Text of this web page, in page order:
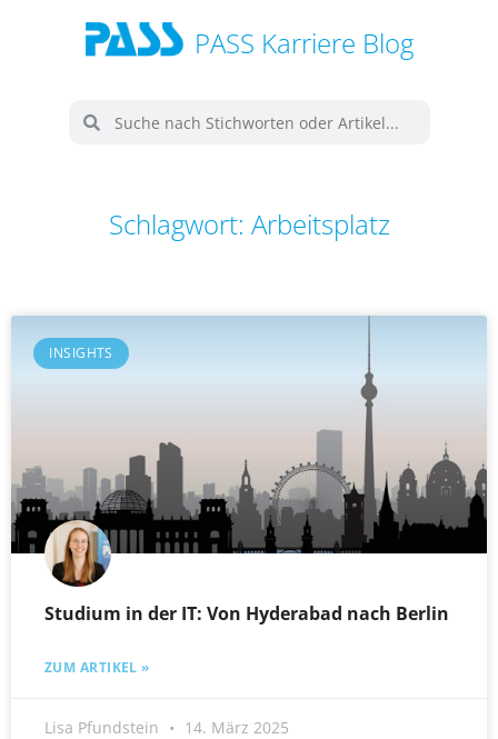
PASS Karriere Blog
Schlagwort: Arbeitsplatz
INSIGHTS
Studium in der IT: Von Hyderabad nach Berlin
ZUM ARTIKEL »
Lisa Pfundstein 14. März 2025